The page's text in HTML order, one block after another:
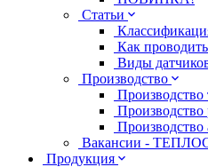
Статьи
Как
Виды
Производство
Производство
Производство
Вакансии -
Продукция